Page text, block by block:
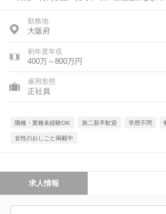
勤務地
大阪府
初年度年収
400万～800万円
雇用形態
正社員
職種・業種未経験OK 第二新卒歓迎 学歴不問
女性のおしごと掲載中
求人情報